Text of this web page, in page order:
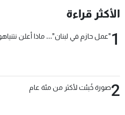
الأكثر قراءة
1"عمل حازم في لبنان"... ماذا أعلن
2صورة خُبئت لأكثر من مئة عام
البرامج
جدول البرامج
شاهد البرامج
الترددات
عن MTV
الإنـتـاج
وظائف
شروط